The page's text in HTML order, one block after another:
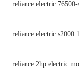
reliance electric 76500-
reliance electric s2000
reliance 2hp electric